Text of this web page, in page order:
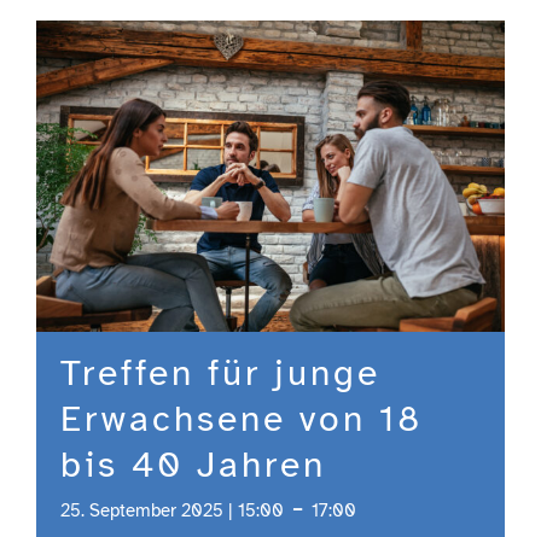
Engagement
Aktuelles
Jobs
Information
KontaktTreffen für junge
Erwachsene von 18
bis 40 Jahren
25. September 2025 | 15:00 - 17:00